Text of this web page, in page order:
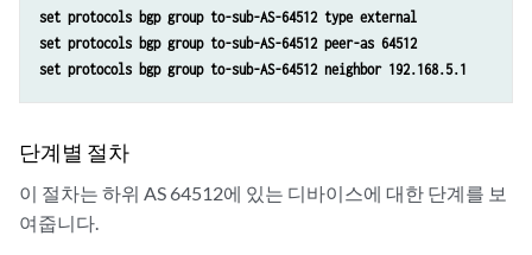
set protocols bgp group to-sub-AS-64512 type external
set protocols bgp group to-sub-AS-64512 peer-as 64512
set protocols bgp group to-sub-AS-64512 neighbor 192.168.5.1
단계별 절차
이 절차는 하위 AS 64512에 있는 디바이스에 대한 단계를 보
여줍니다.